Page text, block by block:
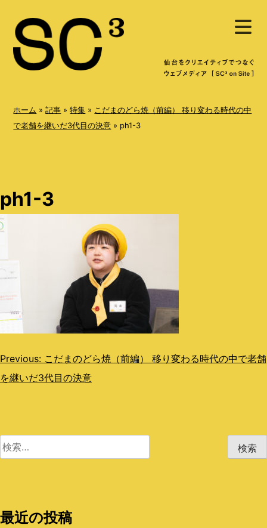
e
n
メ
ニ
を
開
く
ホーム »記事 »特集 » こだまのどら焼（前編） 移り変わる時代の中
で老舗を継いだ3代目の決意 » ph1-3
ph1-3
投
稿
ゲ
ョ
Previous: こだまのどら焼（前編） 移り変わる時代の中で老舗
を継いだ3代目の決意
検
最近の投稿